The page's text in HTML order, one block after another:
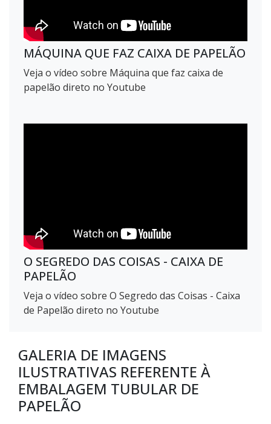
MÁQUINA QUE FAZ CAIXA DE PAPELÃO
Veja o vídeo sobre Máquina que faz caixa de
papelão direto no Youtube
O SEGREDO DAS COISAS - CAIXA DE
PAPELÃO
Veja o vídeo sobre O Segredo das Coisas - Caixa
de Papelão direto no Youtube
GALERIA DE IMAGENS
ILUSTRATIVAS REFERENTE À
EMBALAGEM TUBULAR DE
PAPELÃO